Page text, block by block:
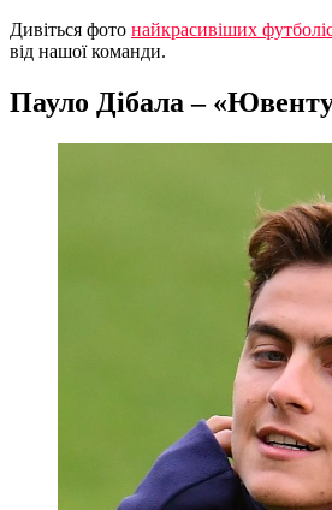
Дивіться фото найкрасивіших
від нашої команди.
Пауло Дібала –